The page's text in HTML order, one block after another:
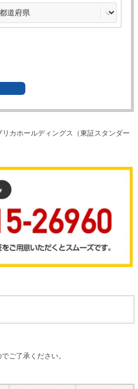
カホールディングス（東証スタンダー
ご了承ください。